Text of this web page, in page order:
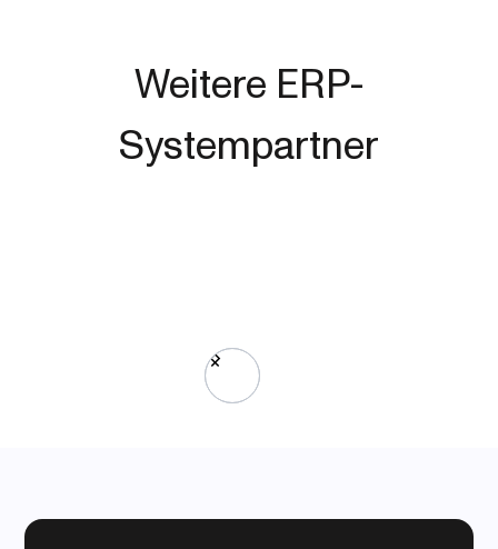
Weitere ERP-
Systempartner